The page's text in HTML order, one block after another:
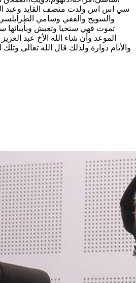
سي اس اس ولدت منصف القايد وعبد
والسويح والفقي وسامي الطرابلسي
تموت فهي ستحيا وتعيش وبأبنائها
الموعد وأن شاء الله الأخ عبد
والأيام دوارة ولذلك قال الله تعالى وتلك